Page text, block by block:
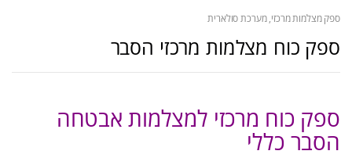
ספק מצלמות מרכזי, מערכת סולארית
ספק כוח מצלמות מרכזי הסבר
ספק כוח מרכזי למצלמות אבטחה
הסבר כללי